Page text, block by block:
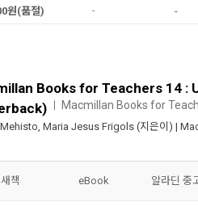
원(품절) - -
Books for Teachers 14 :
Macmillan Books for
Maria Jesus Frigols (지은이) |
새책 eBook 알라딘 중